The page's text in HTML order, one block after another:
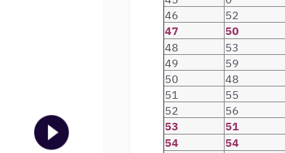
46
52
47 50
48 53
49
59
50
48
51
55
52
56
53 51
54
54